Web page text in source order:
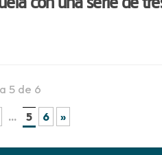
5 de 6
... 5 6 »